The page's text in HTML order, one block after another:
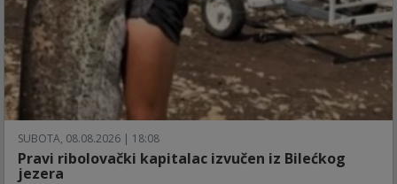
SUBOTA, 08.08.2026 | 18:08
Pravi ribolovački kapitalac izvučen iz Bilećkog
jezera